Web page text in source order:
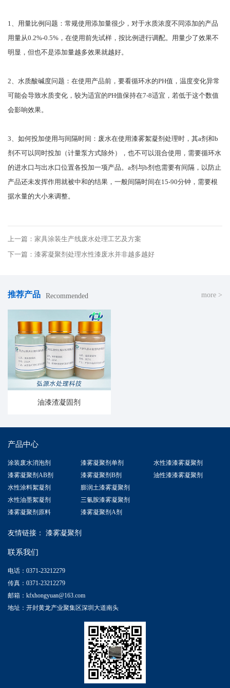
1、用量比例问题：常规使用添加量很少，对于水质浓度不同添加的产品
用量从0.2%-0.5%，在使用前先试样，按比例进行调配。用量少了效果不
明显，但也不是添加量越多效果就越好。
2、水质酸碱度问题：在使用产品前，要看循环水的PH值，温度变化异常
可能会导致水质变化，较为适宜的PH值保持在7-8适宜，若低于这个数值
会影响效果。
3、如何投加使用与间隔时间：废水在使用漆雾絮凝剂处理时，其a剂和b
剂不可以同时投加（计量泵方式除外），也不可以混合使用，需要循环水
的进水口与出水口位置各投加一项产品。a剂与b剂也需要有间隔，以防止
产品还未发挥作用就被中和的结果，一般间隔时间在15-90分钟，需要根
据水量的大小来调整。
上一篇：家具涂装生产线废水处理工艺及方案
下一篇：漆雾凝聚剂处理水性漆废水并非越多越好
推荐产品 Recommended more >
油漆渣凝固剂
产品中心
涂装废水消泡剂
漆雾凝聚剂AB剂
水性涂料絮凝剂
水性油墨絮凝剂
漆雾凝聚剂原料
漆雾凝聚剂单剂
漆雾凝聚剂B剂
膨润土漆雾凝聚剂
三氰胺漆雾凝聚剂
漆雾凝聚剂A剂
水性漆漆雾凝聚剂
油性漆漆雾凝聚剂
友情链接： 漆雾凝聚剂
联系我们
电话：0371-23212279
传真：0371-23212279
邮箱：kfxhongyuan@163.com
地址：开封黄龙产业聚集区深圳大道南头